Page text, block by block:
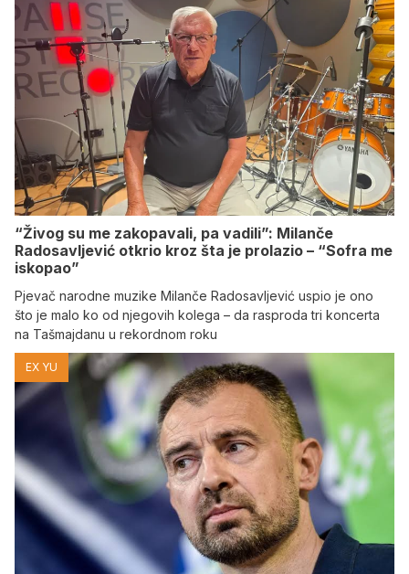
“Živog su me zakopavali, pa vadili”: Milanče
Radosavljević otkrio kroz šta je prolazio – “Sofra me
iskopao”
Pjevač narodne muzike Milanče Radosavljević uspio je ono
što je malo ko od njegovih kolega – da rasproda tri koncerta
na Tašmajdanu u rekordnom roku
EX YU